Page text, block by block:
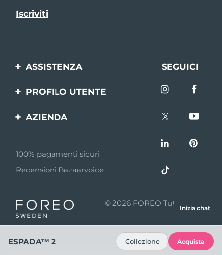
ASSISTENZA
Contattaci
batteria
SEGUICI
PROFILO UTENTE
prodotto
AZIENDA
Affiliazione
Notizie di affiliazione
Rivenditori
100% pagamenti sicuri
Recensioni Bazaarvoice
© 2026 FOREO Tutti i diritti
riservati
Inizia chat
ESPADA™ 2 Collezione Acquista